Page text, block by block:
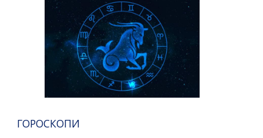
ГОРОСКОПИ